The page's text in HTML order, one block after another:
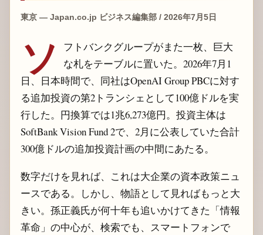
東京 — Japan.co.jp ビジネス編集部 / 2026年7月5日
ソ
フトバンクグループがまた一枚、巨大
な札をテーブルに置いた。2026年7月1
日、日本時間で、同社はOpenAI Group PBCに対す
る追加投資の第2トランシェとして100億ドルを実
行した。円換算では1兆6,273億円。投資主体は
SoftBank Vision Fund 2で、2月に公表していた合計
300億ドルの追加投資計画の中間にあたる。
数字だけを見れば、これは大企業の資本政策ニュ
ースである。しかし、物語として見ればもっと大
きい。孫正義氏が何十年も追いかけてきた「情報
革命」の中心が、検索でも、スマートフォンで